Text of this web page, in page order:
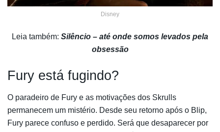
Disney
Leia também: Silêncio – até onde somos levados pela
obsessão
Fury está fugindo?
O paradeiro de Fury e as motivações dos Skrulls
permanecem um mistério. Desde seu retorno após o Blip,
Fury parece confuso e perdido. Será que desaparecer por